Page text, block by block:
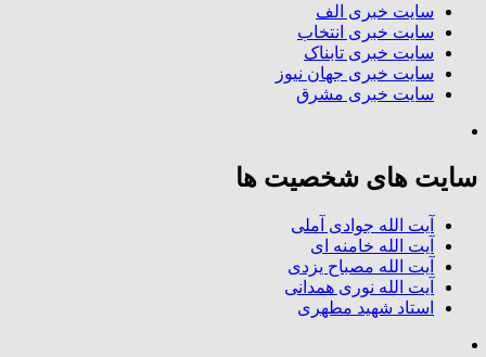
سایت خبری الف
سایت خبری انتخاب
سایت خبری تابناک
سایت خبری جهان نیوز
سایت خبری مشرق
سایت های شخصیت ها
آیت الله جوادی آملی
آیت الله خامنه ای
آیت الله مصباح یزدی
آیت الله نوری همدانی
استاد شهید مطهری